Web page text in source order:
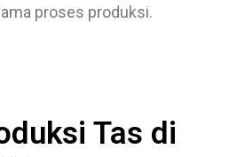
proses produksi.
Tas di